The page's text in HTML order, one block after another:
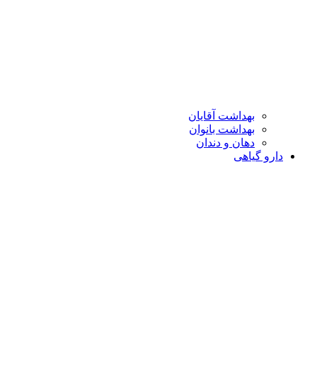
بهداشت آقایان
بهداشت بانوان
دهان و دندان
دارو گیاهی